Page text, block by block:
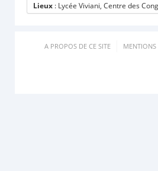
Lieux : Lycée Viviani, Centre des
A PROPOS DE CE SITE MENTIONS